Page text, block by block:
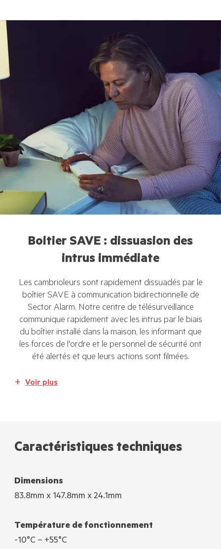
Boitier SAVE : dissuasion des
intrus immédiate
Les cambrioleurs sont rapidement dissuadés par le
boîtier SAVE à communication bidirectionnelle de
Sector Alarm. Notre centre de télésurveillance
communique rapidement avec les intrus par le biais
du boîtier installé dans la maison, les informant que
les forces de l'ordre et le personnel de sécurité ont
été alertés et que leurs actions sont filmées.
Voir plus
Caractéristiques techniques
Dimensions
83.8mm x 147.8mm x 24.1mm
Température de fonctionnement
-10°C – +55°C